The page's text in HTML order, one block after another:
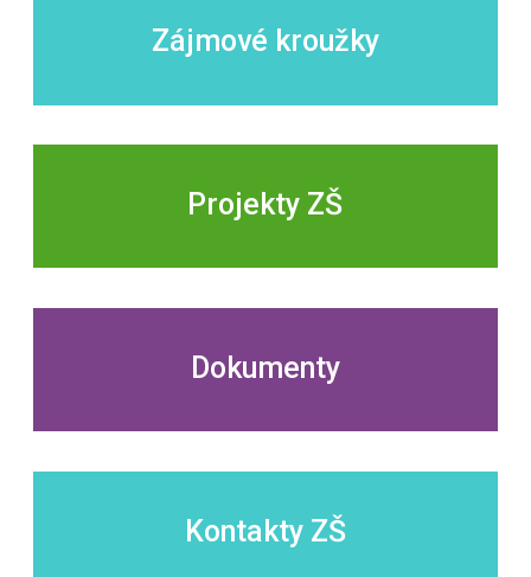
Zájmové kroužky
Projekty ZŠ
Dokumenty
Kontakty ZŠ